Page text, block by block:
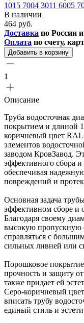
1015 7004 3011 6005
В наличии
464 руб.
Доставка по России
Оплата по счету,
Добавить в корзину
1
Описание
Труба водосточная
покрытием и длиной
коричневый цвет
элементов
заводом КровЗавод.
эффективного сбора
обеспечивая
повреждений и
Основная задача
эффективном сборе и
Благодаря своему
высокую пропускную
справляться с
сильных ливней или
Порошковое
прочность и защиту
также придает ей
Серо-коричневый
вписать трубу
единый стиль и